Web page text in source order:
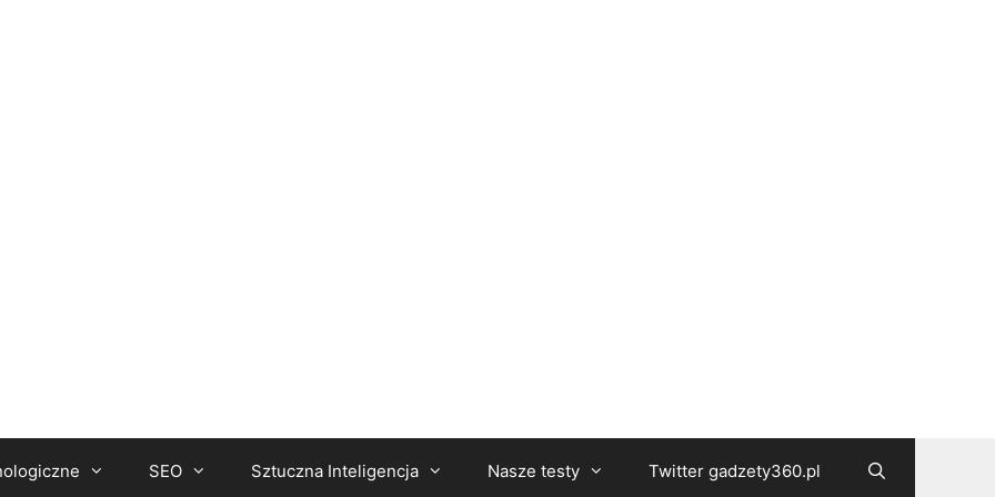
SEO Sztuczna Inteligencja Nasze testy Twitter gadzety360.pl